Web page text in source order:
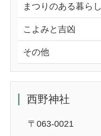
まつりのある暮らし
こよみと吉凶
その他
西野神社
〒063-0021